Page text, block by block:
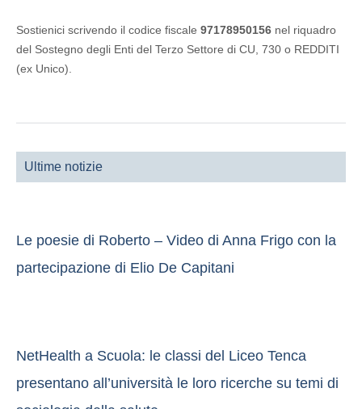
Sostienici scrivendo il codice fiscale 97178950156 nel riquadro
del Sostegno degli Enti del Terzo Settore di CU, 730 o REDDITI
(ex Unico).
Ultime notizie
Le poesie di Roberto – Video di Anna Frigo con la
partecipazione di Elio De Capitani
NetHealth a Scuola: le classi del Liceo Tenca
presentano all’università le loro ricerche su temi di